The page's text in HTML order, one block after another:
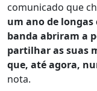
comunicado que
um ano de longas
banda abriram a
partilhar as suas
que, até agora,
nota.